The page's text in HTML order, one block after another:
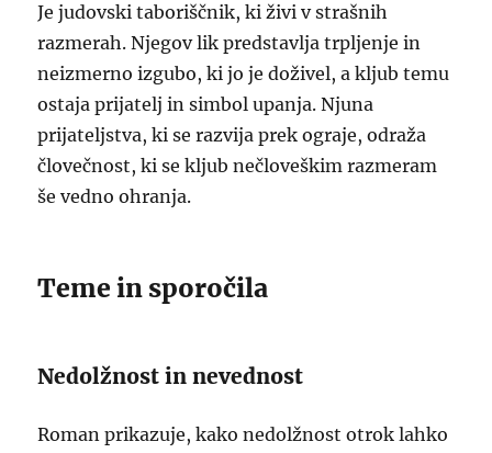
Je judovski taboriščnik, ki živi v strašnih
razmerah. Njegov lik predstavlja trpljenje in
neizmerno izgubo, ki jo je doživel, a kljub temu
ostaja prijatelj in simbol upanja. Njuna
prijateljstva, ki se razvija prek ograje, odraža
človečnost, ki se kljub nečloveškim razmeram
še vedno ohranja.
Teme in sporočila
Nedolžnost in nevednost
Roman prikazuje, kako nedolžnost otrok lahko